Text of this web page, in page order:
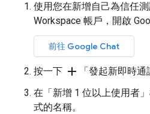
使用您在新增自己為信任
Workspace 帳戶，開啟
前往 Google Chat
按一下 add 「發起新即時通
在「新增 1 位以上使用者」
式的名稱。